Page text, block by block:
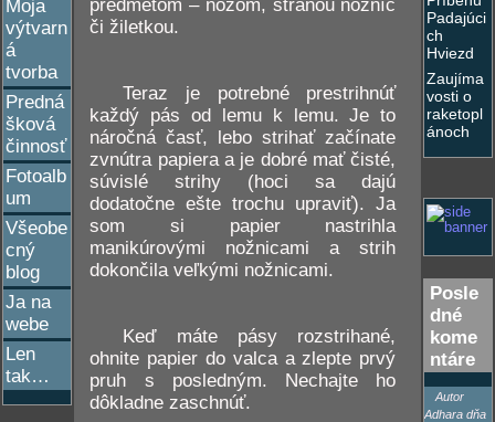
Moja
výtvarn
á
tvorba
Predná
šková
činnosť
Fotoalb
um
Všeobe
cný
blog
Ja na
webe
Len
tak…
predmetom – nožom, stranou nožníc
či žiletkou.
Teraz je potrebné prestrihnúť
každý pás od lemu k lemu. Je to
náročná časť, lebo strihať začínate
zvnútra papiera a je dobré mať čisté,
súvislé strihy (hoci sa dajú
dodatočne ešte trochu upraviť). Ja
som si papier nastrihla
manikúrovými nožnicami a strih
dokončila veľkými nožnicami.
Keď máte pásy rozstrihané,
ohnite papier do valca a zlepte prvý
pruh s posledným. Nechajte ho
dôkladne zaschnúť.
Padajúci
ch
Hviezd
Zaujíma
vosti o
raketopl
ánoch
Posle
dné
kome
ntáre
Autor
Adhara dňa